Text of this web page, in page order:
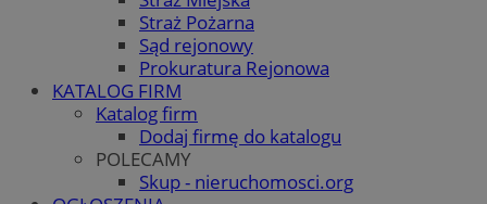
Straż Pożarna
Sąd rejonowy
Prokuratura Rejonowa
KATALOG FIRM
Katalog firm
Dodaj firmę do katalogu
POLECAMY
Skup - nieruchomosci.org